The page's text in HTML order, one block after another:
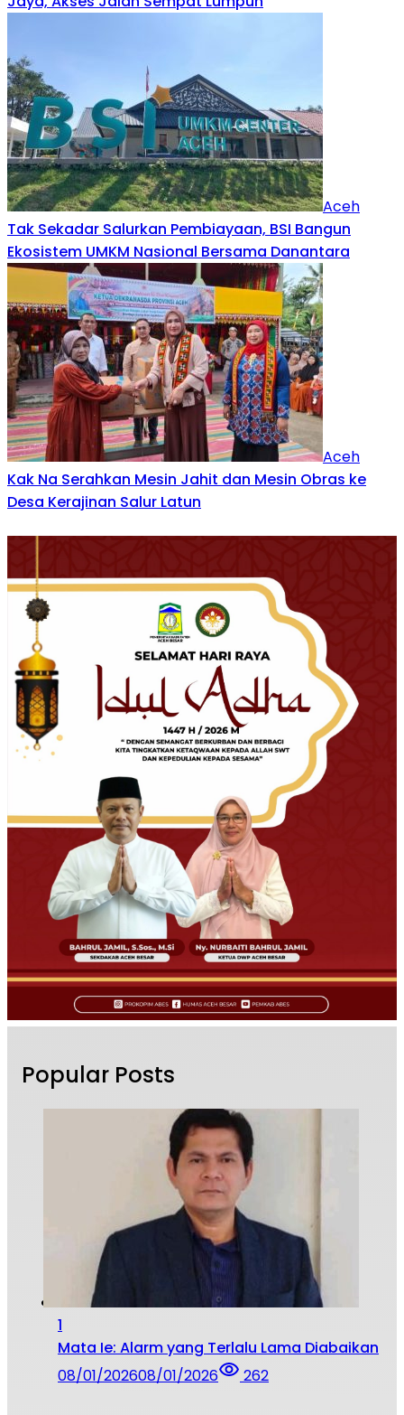
Aceh
Tak Sekadar Salurkan Pembiayaan, BSI Bangun
Ekosistem UMKM Nasional Bersama Danantara
Aceh
Kak Na Serahkan Mesin Jahit dan Mesin Obras ke
Desa Kerajinan Salur Latun
Popular Posts
1
Mata Ie: Alarm yang Terlalu Lama Diabaikan
08/01/202608/01/2026 262